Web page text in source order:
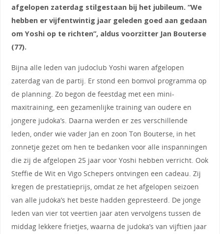
afgelopen zaterdag stilgestaan bij het jubileum. “We
hebben er vijfentwintig jaar geleden goed aan gedaan
om Yoshi op te richten”, aldus voorzitter Jan Bouterse
(77).
Bijna alle leden van judoclub Yoshi waren afgelopen
zaterdag van de partij. Er stond een bomvol programma op
de planning. Zo begon de feestdag met een mini-
maxitraining, een gezamenlijke training van oudere en
jongere judoka’s. Daarna werden er zes verschillende
leden, onder wie vader Jan en zoon Ton Bouterse, in het
zonnetje gezet om hen te bedanken voor alle inspanningen
die zij de afgelopen 25 jaar voor Yoshi hebben verricht. Ook
Steffie de Wit en Vigo Schepers ontvingen een cadeau. Zij
kregen de prestatieprijs, omdat ze het afgelopen seizoen
van alle judoka’s het beste hadden gepresteerd. De jonge
leden van vier tot veertien jaar aten vervolgens tussen de
middag lekkere frietjes, waarna de judoka’s van vijftien jaar